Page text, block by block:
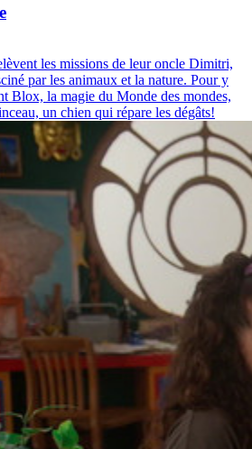
les missions de leur oncle Dimitri,
par les animaux et la nature. Pour y
Blox, la magie du Monde des mondes,
un chien qui répare les dégâts!